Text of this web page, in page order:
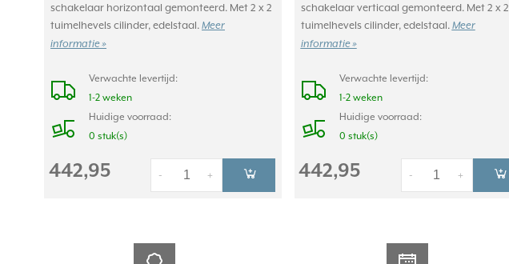
schakelaar horizontaal gemonteerd. Met 2 x 2
tuimelhevels cilinder, edelstaal. Meer
informatie »
Verwachte levertijd:
1-2 weken
Huidige voorraad:
0 stuk(s)
442,95 +
-
schakelaar verticaal gemonteerd. Met 2 x 2
tuimelhevels cilinder, edelstaal. Meer
informatie »
Verwachte levertijd:
1-2 weken
Huidige voorraad:
0 stuk(s)
442,95 +
-